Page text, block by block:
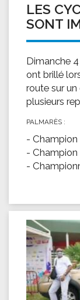
LES
SONT
Dimanche
ont brillé
route sur
plusieurs
PALMARÈS :
- Champion
- Champion
-